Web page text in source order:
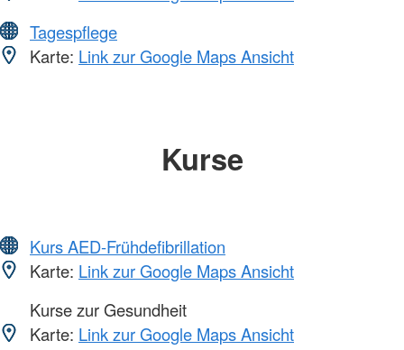
Tagespflege
Karte: Link zur Google Maps Ansicht
Kurse
Kurs AED-Frühdefibrillation
Karte: Link zur Google Maps Ansicht
Kurse zur Gesundheit
Karte: Link zur Google Maps Ansicht